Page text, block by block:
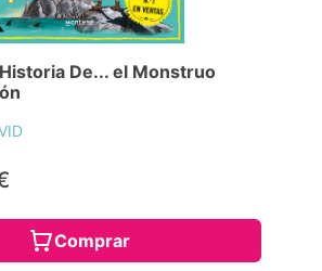
De... el Monstruo
Comprar